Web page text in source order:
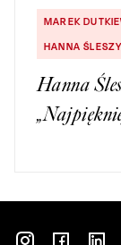
MAREK
HANNA
Hanna